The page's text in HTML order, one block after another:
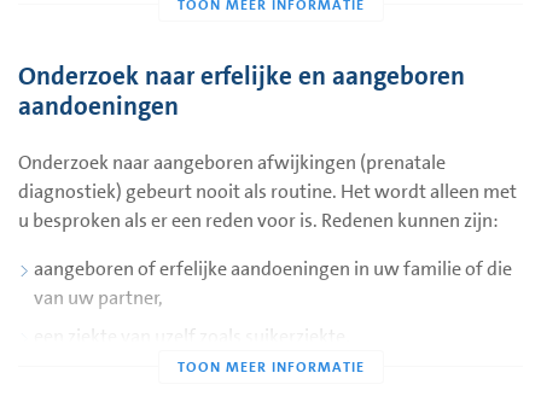
worden of de zwangerschap intact is. Het hartje klopt dan.
Bloedverlies kan een voorteken zijn van een miskraam,
maar in de helft van de gevallen is er niets mis met de
zwangerschap. Het is van belang dat u zich realiseert dat
echoscopisch onderzoek niets veranderd aan de uitkomst
van de zwangerschap.
Onderzoek naar erfelijke en aangeboren
aandoeningen
Onderzoek naar aangeboren afwijkingen (prenatale
diagnostiek) gebeurt nooit als routine. Het wordt alleen met
u besproken als er een reden voor is. Redenen kunnen zijn:
aangeboren of erfelijke aandoeningen in uw familie of die
van uw partner,
een ziekte van uzelf zoals suikerziekte,
het gebruik van bepaalde medicijnen die mogelijk